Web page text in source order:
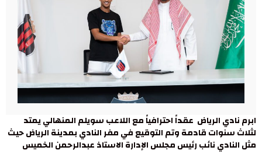
ابرم نادي الرياض عقداً احترافياً مع اللاعب سويلم المنهالي يمتد
لثلاث سنوات قادمة وتم التوقيع في مفر النادي بمدينة الرياض حيث
مثل النادي نائب رئيس مجلس الإدارة الاستاذ عبدالرحمن الخميس